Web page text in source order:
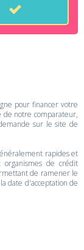
pour financer votre
de notre comparateur,
sur le site de
rapides et
de crédit
de ramener le
date d'acceptation de